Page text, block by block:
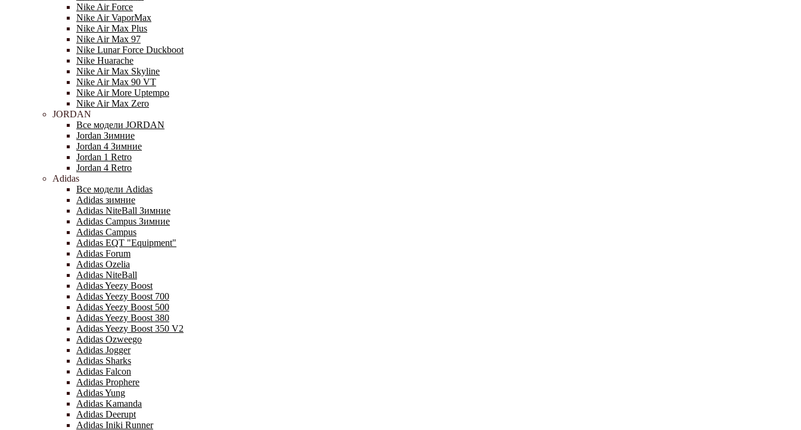
Nike Air Force
Nike Air VaporMax
Nike Air Max Plus
Nike Air Max 97
Nike Lunar Force Duckboot
Nike Huarache
Nike Air Max Skyline
Nike Air Max 90 VT
Nike Air More Uptempo
Nike Air Max Zero
JORDAN
Все модели JORDAN
Jordan Зимние
Jordan 4 Зимние
Jordan 1 Retro
Jordan 4 Retro
Adidas
Все модели Adidas
Adidas зимние
Adidas NiteBall Зимние
Adidas Campus Зимние
Adidas Campus
Adidas EQT "Equipment"
Adidas Forum
Adidas Ozelia
Adidas NiteBall
Adidas Yeezy Boost
Adidas Yeezy Boost 700
Adidas Yeezy Boost 500
Adidas Yeezy Boost 380
Adidas Yeezy Boost 350 V2
Adidas Ozweego
Adidas Jogger
Adidas Sharks
Adidas Falcon
Adidas Prophere
Adidas Yung
Adidas Kamanda
Adidas Deerupt
Adidas Iniki Runner